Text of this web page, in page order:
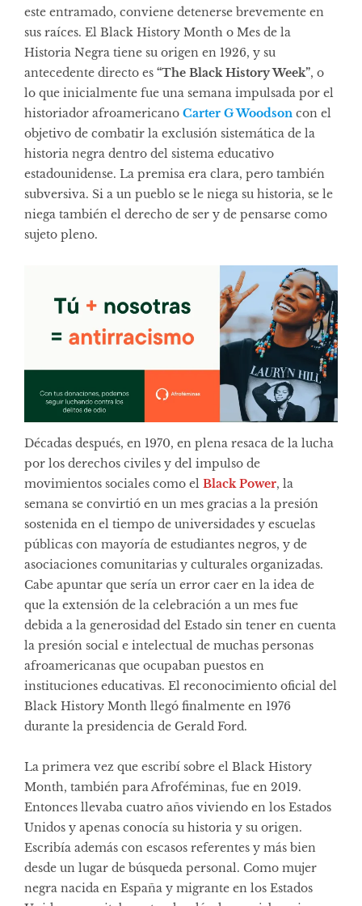
este entramado, conviene detenerse brevemente en
sus raíces. El Black History Month o Mes de la
Historia Negra tiene su origen en 1926, y su
antecedente directo es “The Black History Week”, o
lo que inicialmente fue una semana impulsada por el
historiador afroamericano Carter G Woodson con el
objetivo de combatir la exclusión sistemática de la
historia negra dentro del sistema educativo
estadounidense. La premisa era clara, pero también
subversiva. Si a un pueblo se le niega su historia, se le
niega también el derecho de ser y de pensarse como
sujeto pleno.
Décadas después, en 1970, en plena resaca de la lucha
por los derechos civiles y del impulso de
movimientos sociales como el Black Power, la
semana se convirtió en un mes gracias a la presión
sostenida en el tiempo de universidades y escuelas
públicas con mayoría de estudiantes negros, y de
asociaciones comunitarias y culturales organizadas.
Cabe apuntar que sería un error caer en la idea de
que la extensión de la celebración a un mes fue
debida a la generosidad del Estado sin tener en cuenta
la presión social e intelectual de muchas personas
afroamericanas que ocupaban puestos en
instituciones educativas. El reconocimiento oficial del
Black History Month llegó finalmente en 1976
durante la presidencia de Gerald Ford.
La primera vez que escribí sobre el Black History
Month, también para Afroféminas, fue en 2019.
Entonces llevaba cuatro años viviendo en los Estados
Unidos y apenas conocía su historia y su origen.
Escribía además con escasos referentes y más bien
desde un lugar de búsqueda personal. Como mujer
negra nacida en España y migrante en los Estados